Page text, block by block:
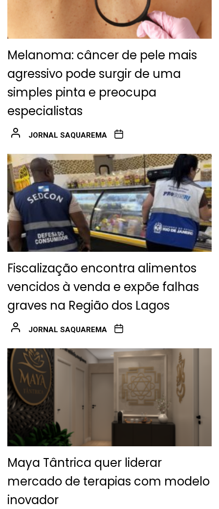
Melanoma: câncer de pele mais
agressivo pode surgir de uma
simples pinta e preocupa
especialistas
JORNAL SAQUAREMA
Fiscalização encontra alimentos
vencidos à venda e expõe falhas
graves na Região dos Lagos
JORNAL SAQUAREMA
Maya Tântrica quer liderar
mercado de terapias com modelo
inovador